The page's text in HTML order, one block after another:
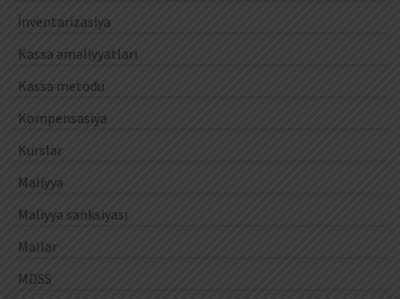
İnventarizasiya
Kassa əməliyyatları
Kassa metodu
Kompensasiya
Kurslar
Maliyyə
Maliyyə sanksiyası
Mallar
MDSS